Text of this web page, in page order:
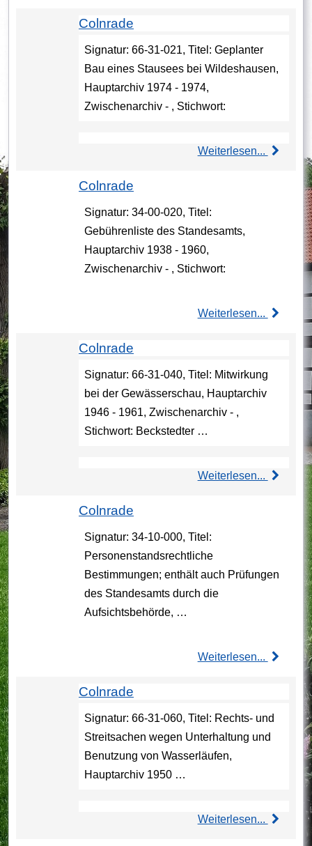
Colnrade
Signatur: 66-31-021, Titel: Geplanter
Bau eines Stausees bei Wildeshausen,
Hauptarchiv 1974 - 1974,
Zwischenarchiv - , Stichwort:
Weiterlesen...
Colnrade
Signatur: 34-00-020, Titel:
Gebührenliste des Standesamts,
Hauptarchiv 1938 - 1960,
Zwischenarchiv - , Stichwort:
Weiterlesen...
Colnrade
Signatur: 66-31-040, Titel: Mitwirkung
bei der Gewässerschau, Hauptarchiv
1946 - 1961, Zwischenarchiv - ,
Stichwort: Beckstedter …
Weiterlesen...
Colnrade
Signatur: 34-10-000, Titel:
Personenstandsrechtliche
Bestimmungen; enthält auch Prüfungen
des Standesamts durch die
Aufsichtsbehörde, …
Weiterlesen...
Colnrade
Signatur: 66-31-060, Titel: Rechts- und
Streitsachen wegen Unterhaltung und
Benutzung von Wasserläufen,
Hauptarchiv 1950 …
Weiterlesen...